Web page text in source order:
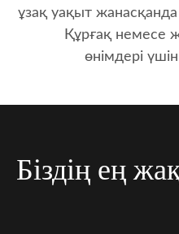
ұзақ уақыт
Құрғақ немесе
өнімдері
Біздің ең